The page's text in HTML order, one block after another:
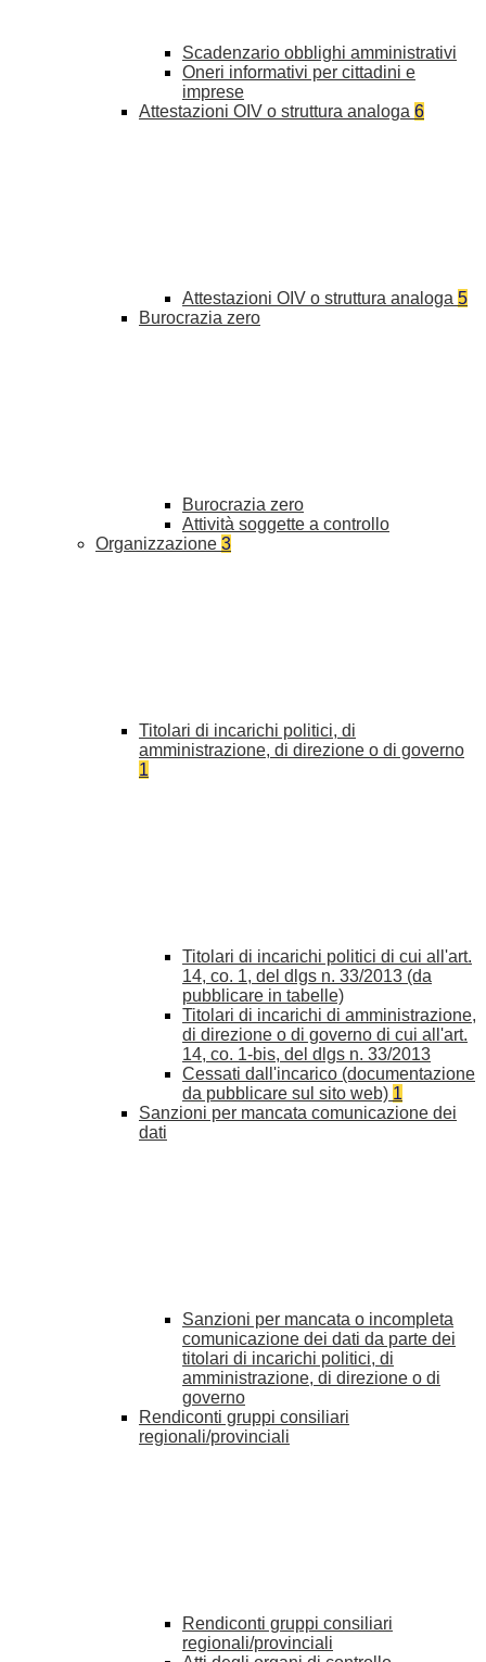
Scadenzario obblighi amministrativi
Oneri informativi per cittadini e
imprese
Attestazioni OIV o struttura analoga 6
Attestazioni OIV o struttura analoga 5
Burocrazia zero
Burocrazia zero
Attività soggette a controllo
Organizzazione 3
Titolari di incarichi politici, di
amministrazione, di direzione o di governo
1
Titolari di incarichi politici di cui all'art.
14, co. 1, del dlgs n. 33/2013 (da
pubblicare in tabelle)
Titolari di incarichi di amministrazione,
di direzione o di governo di cui all'art.
14, co. 1-bis, del dlgs n. 33/2013
Cessati dall'incarico (documentazione
da pubblicare sul sito web) 1
Sanzioni per mancata comunicazione dei
dati
Sanzioni per mancata o incompleta
comunicazione dei dati da parte dei
titolari di incarichi politici, di
amministrazione, di direzione o di
governo
Rendiconti gruppi consiliari
regionali/provinciali
Rendiconti gruppi consiliari
regionali/provinciali